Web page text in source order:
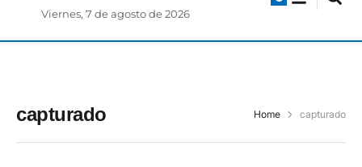
Viernes, 7 de agosto de 2026
capturado Home capturado